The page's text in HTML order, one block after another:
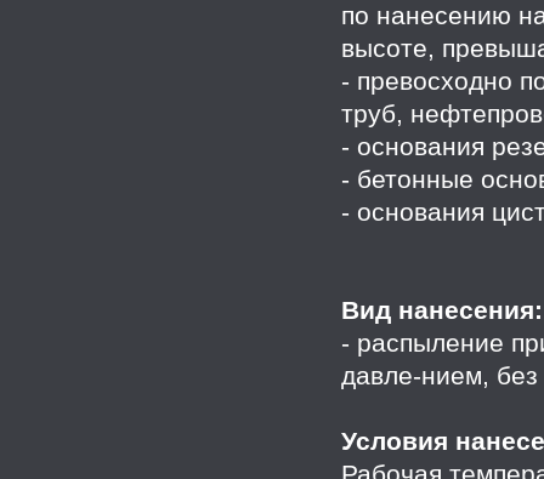
по нанесению
высоте,
- превосходно
труб,
- основания
- бетонные
- основания
Вид нанесения:
- распыление
давле-нием, без
Условия